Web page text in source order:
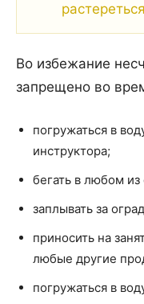
Во избежание
запрещено во
погружаться в
инструктора;
бегать в любом из
заплывать за
приносить на
любые другие
погружаться в